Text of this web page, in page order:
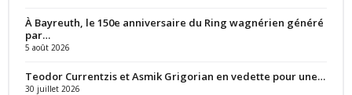
À Bayreuth, le 150e anniversaire du Ring wagnérien généré
par…
5 août 2026
Teodor Currentzis et Asmik Grigorian en vedette pour une…
30 juillet 2026